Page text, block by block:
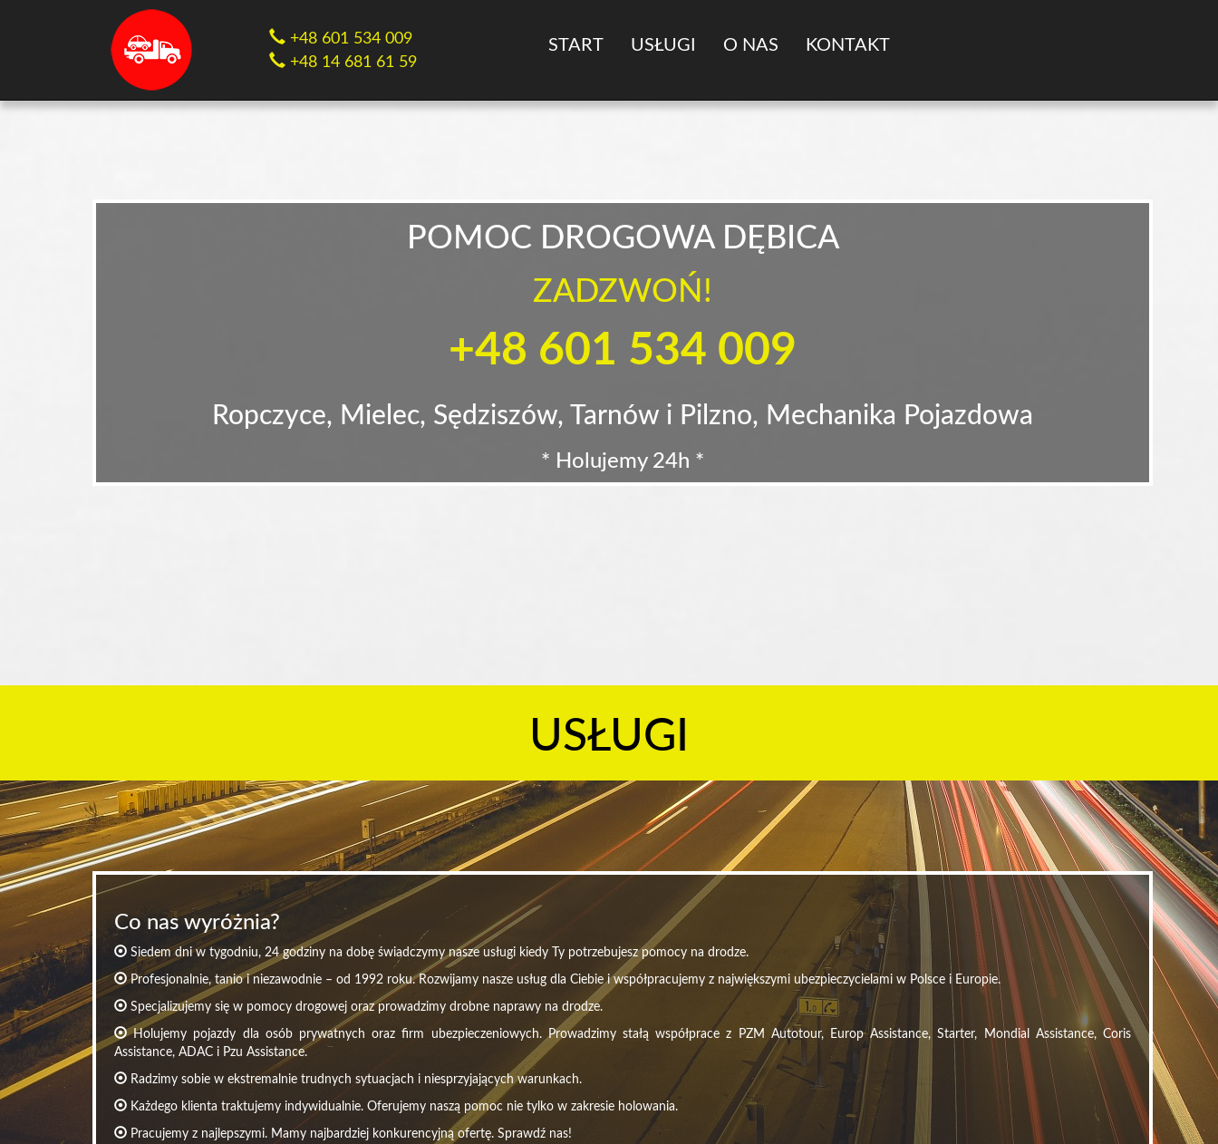
+48 601 534 009
+48 14 681 61 59
START USŁUGI O NAS KONTAKT
POMOC DROGOWA DĘBICA
ZADZWOŃ!
+48 601 534 009
Ropczyce, Mielec, Sędziszów, Tarnów i Pilzno, Mechanika Pojazdowa
* Holujemy 24h *
USŁUGI
Co nas wyróżnia?
Siedem dni w tygodniu, 24 godziny na dobę świadczymy nasze usługi kiedy Ty potrzebujesz pomocy na drodze.
Profesjonalnie, tanio i niezawodnie – od 1992 roku. Rozwijamy nasze usług dla Ciebie i współpracujemy z największymi ubezpieczycielami w Polsce i Europie.
Specjalizujemy się w pomocy drogowej oraz prowadzimy drobne naprawy na drodze.
Holujemy pojazdy dla osób prywatnych oraz firm ubezpieczeniowych. Prowadzimy stałą współprace z PZM Autotour, Europ Assistance, Starter, Mondial Assistance, Coris
Assistance, ADAC i Pzu Assistance.
Radzimy sobie w ekstremalnie trudnych sytuacjach i niesprzyjających warunkach.
Każdego klienta traktujemy indywidualnie. Oferujemy naszą pomoc nie tylko w zakresie holowania.
Pracujemy z najlepszymi. Mamy najbardziej konkurencyjną ofertę. Sprawdź nas!